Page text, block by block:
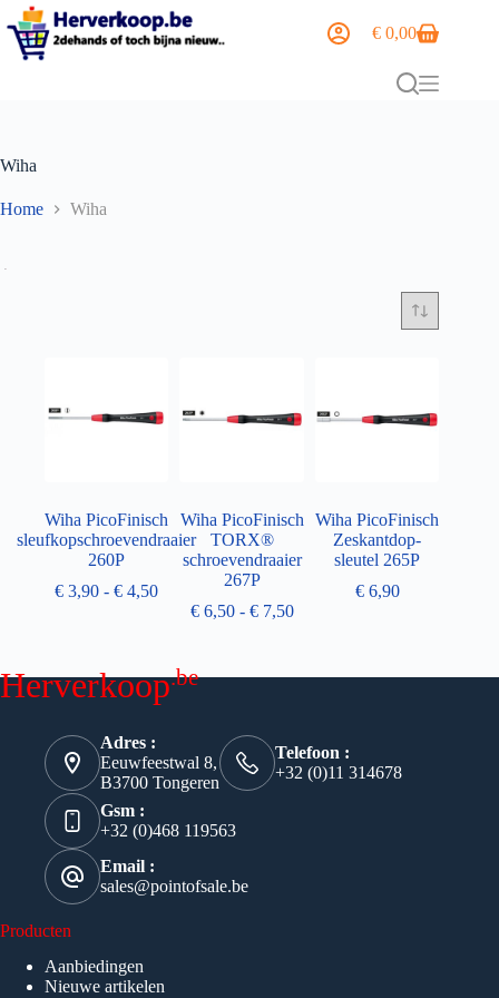
€ 0,00
Wiha
Home Wiha
Wiha PicoFinisch
sleufkopschroevendraaier
260P
€ 3,90 - € 4,50
Wiha PicoFinisch
TORX®
schroevendraaier
267P
€6,50 - €7,50
Wiha PicoFinisch
Zeskantdop-
sleutel 265P
€6,90
Herverkoop.be
Adres :
Eeuwfeestwal 8,
B3700 Tongeren
Telefoon :
+32 (0)11 314678
Gsm :
+32 (0)468 119563
Email :
sales@pointofsale.be
Producten
Aanbiedingen
Nieuwe artikelen